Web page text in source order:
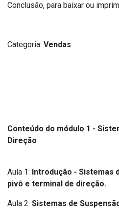
Conclusão, para baixar ou
Categoria: Vendas
Conteúdo do módulo 1 -
Direção
Aula 1: Introdução - Sistemas
pivô e terminal de direção.
Aula 2: Sistemas de